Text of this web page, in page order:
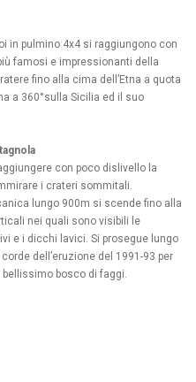
in pulmino 4x4 si raggiungono con
famosi e impressionanti della
fino alla cima dell’Etna a quota
a 360°sulla Sicilia ed il suo
con poco dislivello la
i crateri sommitali.
lungo 900m si scende fino alla
nei quali sono visibili le
e i dicchi lavici. Si prosegue lungo
dell’eruzione del 1991-93 per
bosco di faggi.